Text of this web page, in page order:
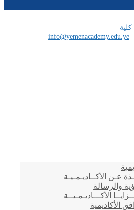
info@yemenacademy.edu.ye
عـن الأكــاديـمـيـة
والرسالة
الأكـــاديـمـيــة
الأكاديمية